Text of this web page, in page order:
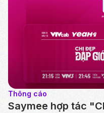
Thông cáo
Saymee hợp tác